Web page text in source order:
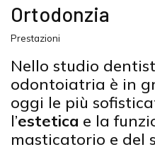
Ortodonzia
Prestazioni
Nello studio
odontoiatria è in
oggi le più
l’estetica e la
masticatorio e del